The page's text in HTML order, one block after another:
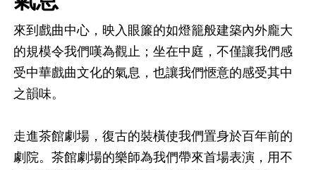
來到戲曲中心， 映入眼簾的如燈籠般建築內外龐大
的規模令我們嘆為觀止；坐在中庭，不僅讓我們感
受中華戲曲文化的氣息，也讓我們愜意的感受其中
之韻味。
走進茶館劇場，復古的裝橫使我們置身於百年前的
劇院。茶館劇場的樂師為我們帶來首場表演， 用不